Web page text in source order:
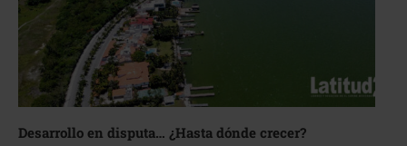
Desarrollo en disputa… ¿Hasta dónde crecer?